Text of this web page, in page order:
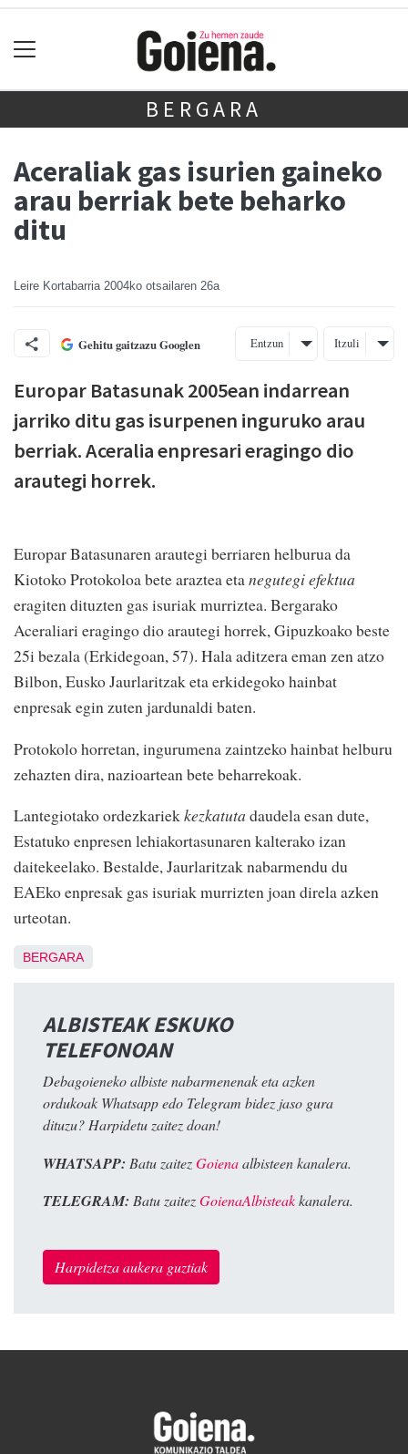
BERGARA
Aceraliak gas isurien gaineko
arau berriak bete beharko
ditu
Leire Kortabarria 2004ko otsailaren 26a
Gehitu gaitzazu Googlen Entzun Itzuli
Europar Batasunak 2005ean indarrean
jarriko ditu gas isurpenen inguruko arau
berriak. Aceralia enpresari eragingo dio
arautegi horrek.
Europar Batasunaren arautegi berriaren helburua da
Kiotoko Protokoloa bete araztea etanegutegi efektua
eragiten dituzten gas isuriak murriztea. Bergarako
Aceraliari eragingo dio arautegi horrek, Gipuzkoako beste
25i bezala (Erkidegoan, 57). Hala aditzera eman zen atzo
Bilbon, Eusko Jaurlaritzak eta erkidegoko hainbat
enpresak egin zuten jardunaldi baten.
Protokolo horretan, ingurumena zaintzeko hainbat helburu
zehazten dira, nazioartean bete beharrekoak.
Lantegiotako ordezkariekkezkatuta daudela esan dute,
Estatuko enpresen lehiakortasunaren kalterako izan
daitekeelako. Bestalde, Jaurlaritzak nabarmendu du
EAEko enpresak gas isuriak murrizten joan direla azken
urteotan.
BERGARA
ALBISTEAK ESKUKO
TELEFONOAN
Debagoieneko albiste nabarmenenak eta azken
ordukoak Whatsapp edo Telegram bidez jaso gura
dituzu? Harpidetu zaitez doan!
WHATSAPP: Batu zaitezGoienaalbisteen kanalera.
TELEGRAM: Batu zaitezGoienaAlbisteakkanalera.
Harpidetza aukera guztiak